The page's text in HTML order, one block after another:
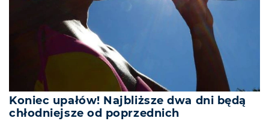
Koniec upałów! Najbliższe dwa dni będą
chłodniejsze od poprzednich